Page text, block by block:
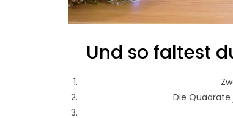
Und so faltest
Die